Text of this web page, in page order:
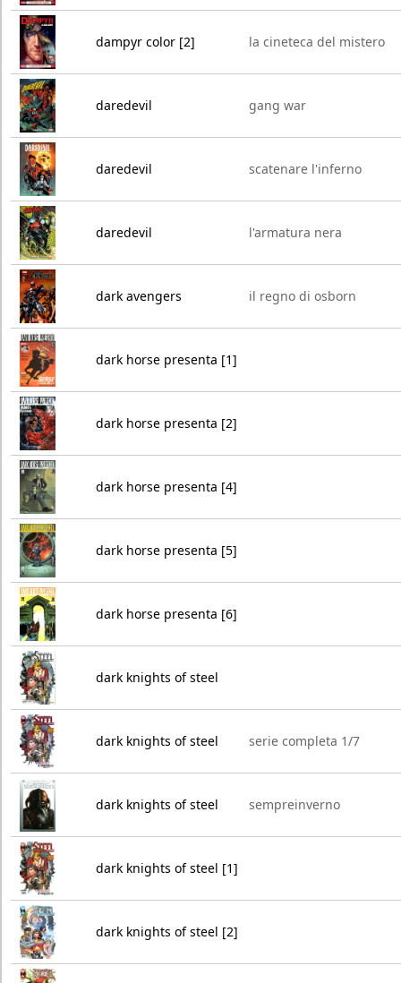
dampyr color [2] la cineteca del mistero
daredevil gang war
daredevil scatenare l'inferno
daredevil l'armatura nera
dark avengers il regno di osborn
dark horse presenta [1]
dark horse presenta [2]
dark horse presenta [4]
dark horse presenta [5]
dark horse presenta [6]
dark knights of steel
dark knights of steel serie completa 1/7
dark knights of steel sempreinverno
dark knights of steel [1]
dark knights of steel [2]